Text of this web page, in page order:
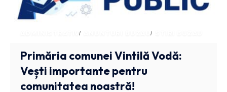
ADMINISTRATIV ANUNTURI BUZAU
Primăria comunei Vintilă Vodă:
Vești importante pentru
comunitatea noastră!